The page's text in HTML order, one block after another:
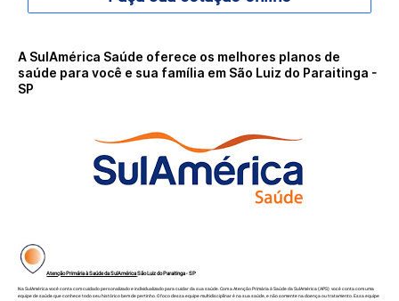
A SulAmérica Saúde oferece os melhores planos de
saúde para você e sua família em São Luiz do Paraitinga -
SP
Atenção Primária à Saúde da SulAmérica São Luiz do Paraitinga - SP
Na SulAmérica você conta com cuidado personalizado e individualizado para cuidar da sua saúde. Com a Atenção Primária à Saúde da SulAmérica (APS) você conta com uma
equipe de saúde que conhece todo seu histórico bem de pertinho. O foco dessa equipe multidisciplinar é na sua saúde, e não somente na doença ou tratamento. Essa equipe